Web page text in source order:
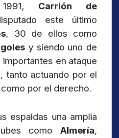
Carrión de
este último
, 30 de ellos como
y siendo uno de
en ataque
, tanto actuando por el
por el derecho.
espaldas una amplia
como Almería,